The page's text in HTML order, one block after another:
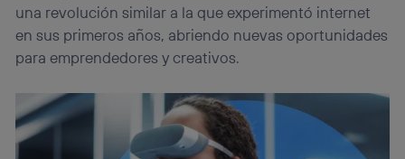
una revolución similar a la que experimentó internet
en sus primeros años, abriendo nuevas oportunidades
para emprendedores y creativos.